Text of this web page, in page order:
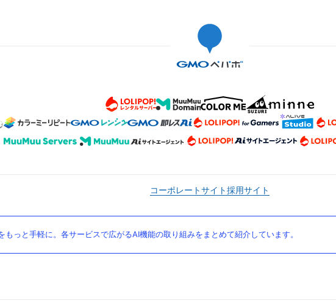
コーポレートサイト採用サイト
もっと手軽に。各サービスで広がるAI機能の取り組みをまとめて紹介しています。